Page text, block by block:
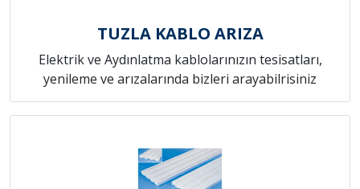
TUZLA KABLO ARIZA
Elektrik ve Aydınlatma kablolarınızın tesisatları,
yenileme ve arızalarında bizleri arayabilrisiniz